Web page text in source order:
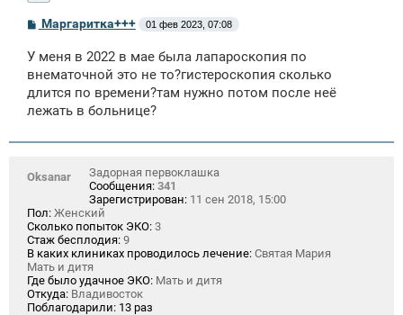
С
о
б
щ
н
и
Маргаритка+++ 01 фев 2023, 07:08
У меня в 2022 в мае была лапароскопия по
внематочной это не то?гистероскопия сколько
длится по времени?там нужно потом после неё
лежать в больнице?
Oksanar
Задорная первоклашка
Сообщения: 341
Зарегистрирован: 11 сен 2018, 15:00
Пол: Женский
Сколько попыток ЭКО: 3
Стаж бесплодия: 9
В каких клиниках проводилось лечение: Святая Мария
Мать и дитя
Где было удачное ЭКО: Мать и дитя
Откуда: Владивосток
Поблагодарили: 13 раз